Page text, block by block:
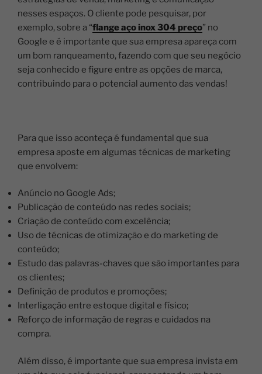
nesses espaços. O cliente pode pesquisar, por
exemplo, sobre a “flange aço inox 304 preço” no
Google e é importante que sua empresa apareça com
um bom ranqueamento, fazendo com que seu negócio
seja conhecido e figure entre as opções de marca,
contribuindo para o potencial aumento das vendas!
Para que isso aconteça é fundamental que sua
empresa aposte em algumas técnicas de marketing
que envolvem:
Anúncio no Google Ads;
Publicação de conteúdo nas redes sociais;
Criação de conteúdo com excelência;
Uso de técnicas de otimização e do marketing de
conteúdo;
Estudo das palavras-chaves que são importantes para
os clientes;
Definição de produtos e promoções;
Interligação entre estoque digital e físico;
Reforço de informação de regras e cuidados na
compra.
Além disso, é importante que sua empresa invista em